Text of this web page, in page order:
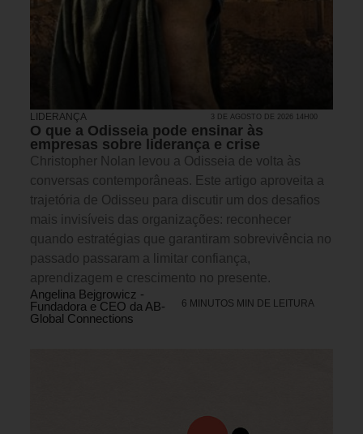
LIDERANÇA 3 DE AGOSTO DE 2026 14H00
O que a Odisseia pode ensinar às
empresas sobre liderança e crise
Christopher Nolan levou a Odisseia de volta às
conversas contemporâneas. Este artigo aproveita a
trajetória de Odisseu para discutir um dos desafios
mais invisíveis das organizações: reconhecer
quando estratégias que garantiram sobrevivência no
passado passaram a limitar confiança,
aprendizagem e crescimento no presente.
Angelina Bejgrowicz -
Fundadora e CEO da AB-
Global Connections
6 MINUTOS MIN DE LEITURA